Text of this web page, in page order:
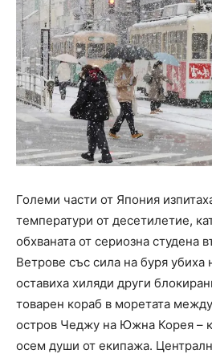
Големи части от Япония
температури от десетилетие,
обхваната от сериозна студена
Ветрове със сила на буря убиха
оставиха хиляди други
товарен кораб в моретата
остров Чеджу на Южна Корея –
осем души от екипажа.